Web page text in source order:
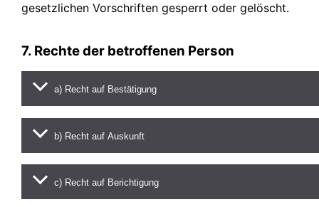
gesetzlichen Vorschriften gesperrt oder gelöscht.
7. Rechte der betroffenen Person
a) Recht auf Bestätigung
b) Recht auf Auskunft
c) Recht auf Berichtigung